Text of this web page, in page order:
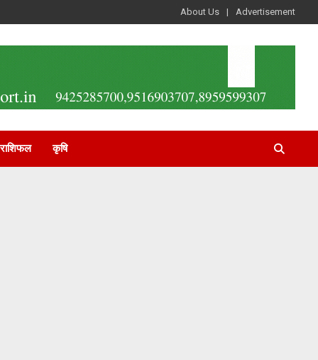
About Us Advertisement
राशिफल कृषि